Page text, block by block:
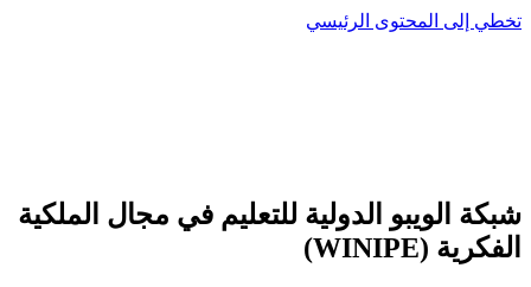
تخطي إلى المحتوى الرئيسي
شبكة الويبو الدولية للتعليم في مجال الملكية
الفكرية (WINIPE)